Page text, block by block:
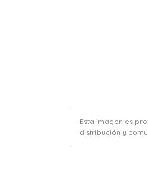
Esta imagen es
distribución y